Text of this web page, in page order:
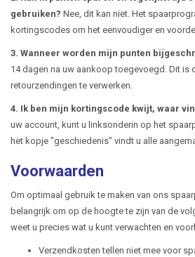
gebruiken? Nee, dit kan niet. Het
kortingscodes om het eenvoudiger en
3. Wanneer worden mijn punten
14 dagen na uw aankoop toegevoegd. Dit is
retourzendingen te verwerken.
4. Ik ben mijn kortingscode kwijt, waar
uw account, kunt u linksonderin op het
het kopje "geschiedenis" vindt u alle
Voorwaarden
Om optimaal gebruik te maken van ons
belangrijk om op de hoogte te zijn van de
weet u precies wat u kunt verwachten en
Verzendkosten tellen niet mee voor